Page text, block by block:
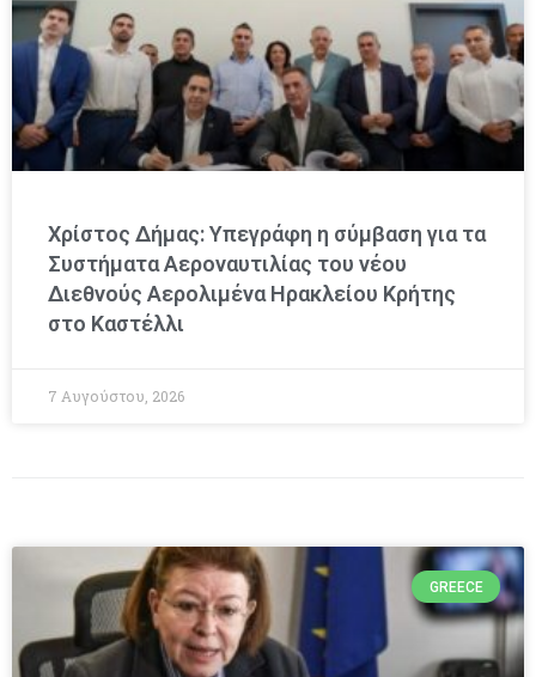
Χρίστος Δήμας: Υπεγράφη η σύμβαση για τα
Συστήματα Αεροναυτιλίας του νέου
Διεθνούς Αερολιμένα Ηρακλείου Κρήτης
στο Καστέλλι
7 Αυγούστου, 2026
GREECE